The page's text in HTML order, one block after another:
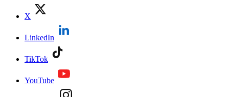
X
LinkedIn
TikTok
YouTube